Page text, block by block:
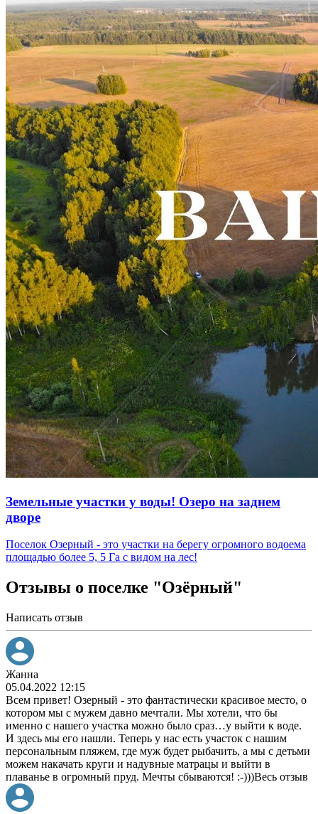
Земельные участки у воды! Озеро на заднем
дворе
Поселок Озерный - это участки на берегу огромного водоема
площадью более 5, 5 Га с видом на лес!
Отзывы о поселке "Озёрный"
Написать отзыв
Жанна
05.04.2022 12:15
Всем привет! Озерный - это фантастически красивое место, о
котором мы с мужем давно мечтали. Мы хотели, что бы
именно с нашего участка можно было сраз…у выйти к воде.
И здесь мы его нашли. Теперь у нас есть участок с нашим
персональным пляжем, где муж будет рыбачить, а мы с детьми
можем накачать круги и надувные матрацы и выйти в
плаванье в огромный пруд. Мечты сбываются! :-)))Весь отзыв